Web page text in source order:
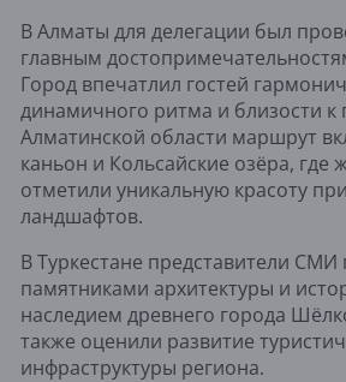
В Алматы для делегации был
главным
Город впечатлил гостей
динамичного ритма и близости к
Алматинской области маршрут
каньон и Кольсайские озёра, где
отметили уникальную красоту
ландшафтов.
В Туркестане представители СМИ
памятниками архитектуры и
наследием древнего города
также оценили развитие
инфраструктуры региона.